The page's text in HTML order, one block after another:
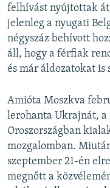
felhívást nyújtottak
jelenleg a nyugati
négyszáz behívott
áll, hogy a férfiak
és már áldozatokat is
Amióta Moszkva
lerohanta Ukrajnát, a
Oroszországban
mozgalomban.
szeptember 21-én
megnőtt a